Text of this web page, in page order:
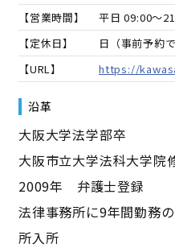
【営業時間】
平日 09:00～
【定休日】
日（事前予約
【URL】
https://
沿革
大阪大学法学部卒
大阪市立大学法科大学院
2009年 弁護士登録
法律事務所に9年間勤務
所入所